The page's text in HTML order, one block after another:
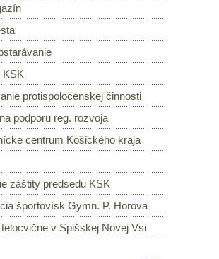
KSK
protispoločenskej činnosti
podporu reg. rozvoja
centrum Košického kraja
záštity predsedu KSK
športovísk Gymn. P. Horova
v Spišskej Novej Vsi